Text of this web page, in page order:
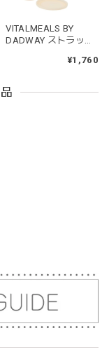
kawaii&born | ハート型 歯固めリング シリコン
で1番長く握って
遊んでいる姿もと
哺乳瓶と一緒に洗
嬉しいです。
ます。木の部分は
VITALMEALS BY
DADWAY ストラップ
¥1,760